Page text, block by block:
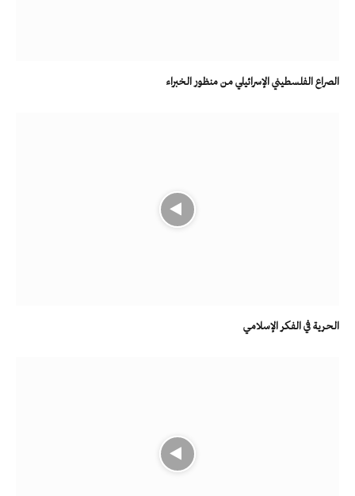
الصراع الفلسطيني الإسرائيلي من منظور الخبراء
الحرية في الفكر الإسلامي